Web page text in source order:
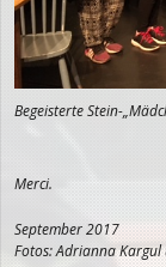
Begeisterte Stein-
Merci.
September 2017
Fotos: Adrianna Kargul